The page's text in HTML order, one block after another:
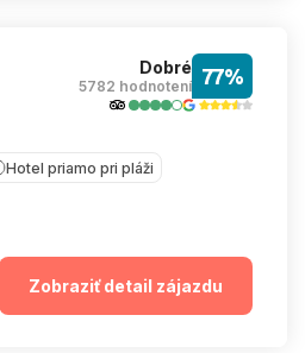
Dobré
5782 hodnotení 77%
Hotel priamo pri pláži
Zobraziť detail zájazdu